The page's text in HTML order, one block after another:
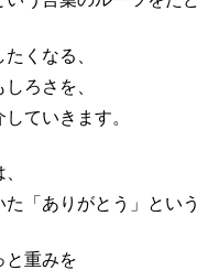
くなる、
ろさを、
ていきます。
「ありがとう」とい
と重みを